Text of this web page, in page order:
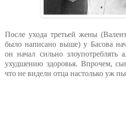
После ухода третьей жены
было написано выше) у Басова
он начал сильно злоупотреблять
ухудшению здоровья. Впрочем,
что не видели отца настолько уж